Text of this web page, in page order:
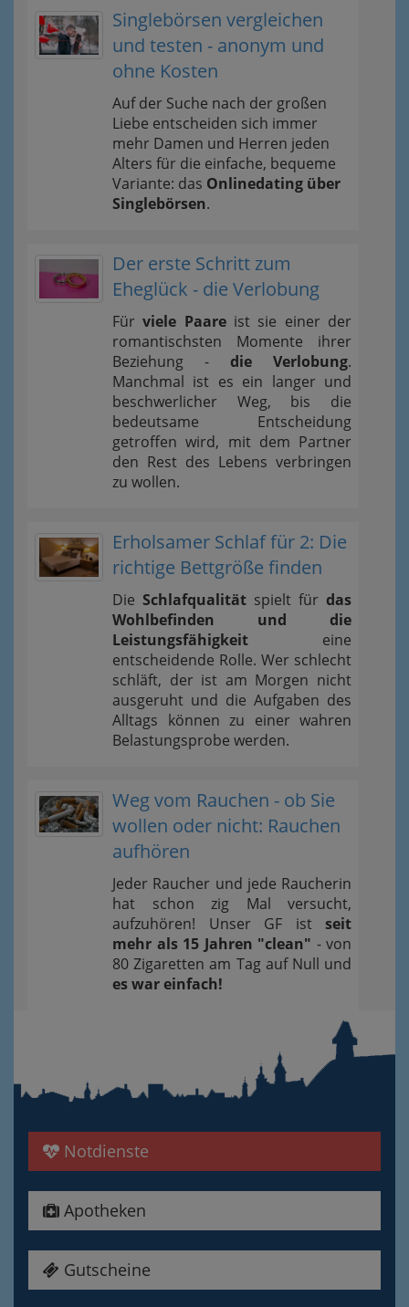
Singlebörsen vergleichen
und testen - anonym und
ohne Kosten
Auf der Suche nach der großen
Liebe entscheiden sich immer
mehr Damen und Herren jeden
Alters für die einfache, bequeme
Variante: das Onlinedating über
Singlebörsen.
Der erste Schritt zum
Eheglück - die Verlobung
Fürviele Paareist sie einer der
romantischsten Momente ihrer
Beziehung - die Verlobung.
Manchmal ist es ein langer und
beschwerlicher Weg, bis die
bedeutsame Entscheidung
getroffen wird, mit dem Partner
den Rest des Lebens verbringen
zu wollen.
Erholsamer Schlaf für 2: Die
richtige Bettgröße finden
Die Schlafqualität spielt für das
Wohlbefinden und die
Leistungsfähigkeit eine
entscheidende Rolle. Wer schlecht
schläft, der ist am Morgen nicht
ausgeruht und die Aufgaben des
Alltags können zu einer wahren
Belastungsprobe werden.
Weg vom Rauchen - ob Sie
wollen oder nicht: Rauchen
aufhören
Jeder Raucher und jede Raucherin
hat schon zig Mal versucht,
aufzuhören! Unser GF ist seit
mehr als 15 Jahren "clean" - von
80 Zigaretten am Tag auf Null und
es war einfach!
Notdienste
Apotheken
Gutscheine